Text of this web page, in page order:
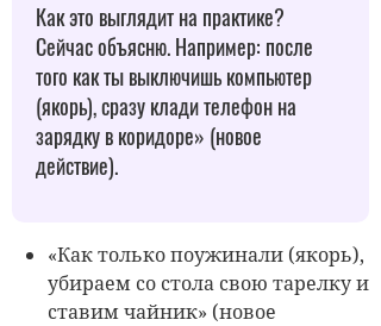
Как это выглядит на практике?
Сейчас объясню. Например: после
того как ты выключишь компьютер
(якорь), сразу клади телефон на
зарядку в коридоре» (новое
действие).
«Как только поужинали (якорь),
убираем со стола свою тарелку и
ставим чайник» (новое